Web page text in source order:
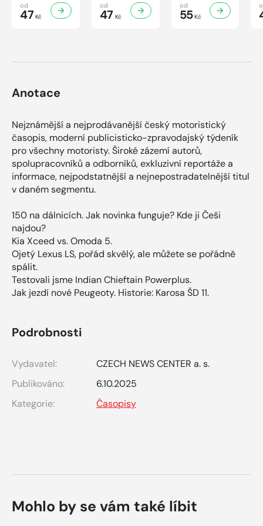
Knihovnička
2/2026
od
47 Kč
Knihovnička
1/2026
od
47 Kč
Knihovnička
4/2025
od
55Kč
Anotace
Nejznámější a nejprodávanější český motoristický
časopis, moderní publicisticko-zpravodajský týdeník
pro všechny motoristy. Široké zázemí autorů,
spolupracovníků a odborníků, exkluzivní reportáže a
informace, nejpodstatnější a nejnepostradatelnější titul
v daném segmentu.
150 na dálnicích. Jak novinka funguje? Kde ji Češi
najdou?
Kia Xceed vs. Omoda 5.
Ojetý Lexus LS, pořád skvělý, ale můžete se pořádně
spálit.
Testovali jsme Indian Chieftain Powerplus.
Jak jezdí nové Peugeoty. Historie: Karosa ŠD 11.
Podrobnosti
Vydavatel:
CZECH NEWS CENTER a. s.
Publikováno:
6.10.2025
Kategorie:
Časopisy
Mohlo by se vám také líbit